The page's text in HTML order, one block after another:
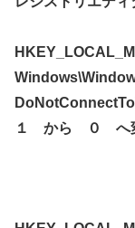
１ から ０ へ